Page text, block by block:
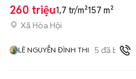
260 triệu1,7 tr/m²157 m²
Xã Hòa Hội
LÊ NGUYỄN ĐÌNH THI 5 đã bán